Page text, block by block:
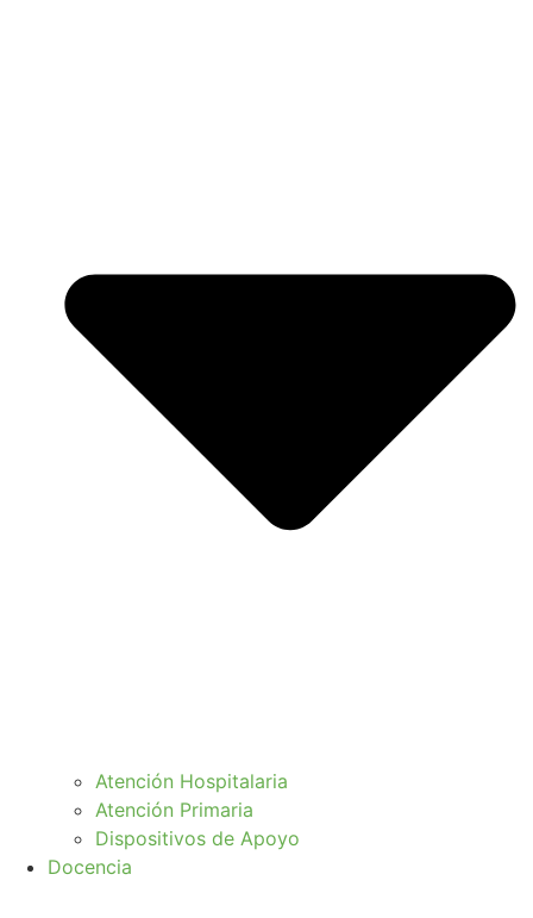
Atención Hospitalaria
Atención Primaria
Dispositivos de Apoyo
Docencia